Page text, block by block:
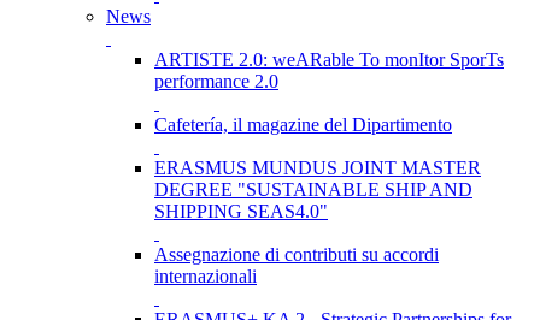
News
ARTISTE 2.0: weARable To monItor SporTs
performance 2.0
Cafetería, il magazine del Dipartimento
ERASMUS MUNDUS JOINT MASTER
DEGREE "SUSTAINABLE SHIP AND
SHIPPING SEAS4.0"
Assegnazione di contributi su accordi
internazionali